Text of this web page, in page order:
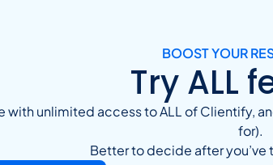
BOOST YOUR
Try ALL
with unlimited access to ALL of Clientify,
for).
Better to decide after you’ve